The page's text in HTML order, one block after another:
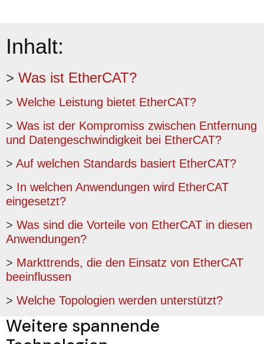
Inhalt:
> Was ist EtherCAT?
> Welche Leistung bietet EtherCAT?
> Was ist der Kompromiss zwischen Entfernung
und Datengeschwindigkeit bei EtherCAT?
> Auf welchen Standards basiert EtherCAT?
> In welchen Anwendungen wird EtherCAT
eingesetzt?
> Was sind die Vorteile von EtherCAT in diesen
Anwendungen?
> Markttrends, die den Einsatz von EtherCAT
beeinflussen
> Welche Topologien werden unterstützt?
Weitere spannende